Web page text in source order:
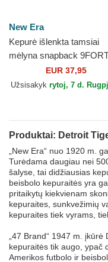
New Era
Kepurė išlenkta tamsiai
mėlyna snapback
M-Crown A Frame
Detroit Tigers MLB New
EUR 37,95
Užsisakyk rytoj, 7 d.
Produktai: Detroit
„New Era“ nuo 1920 m.
Turėdama daugiau nei
šalyse, tai didžiausias
beisbolo kepuraitės yra
pritaikytų kiekvienam
kepuraites, sunkvežimių
kepuraites tiek vyrams,
„47 Brand“ 1947 m.
kepuraitės tik augo, ypač
Amerikos futbolo ir